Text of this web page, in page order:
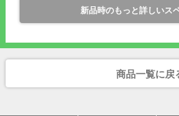
新品時のもっと詳しいス
商品一覧に戻